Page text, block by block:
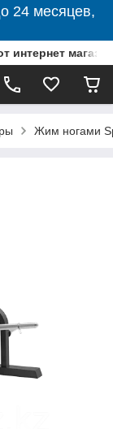
24 месяцев,
Жим ногами